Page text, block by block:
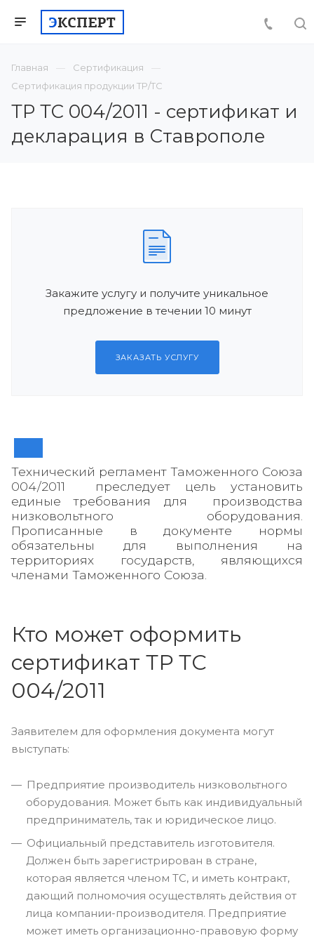
Главная
Сертификация
Сертификация продукции ТР/ТС
ТР ТС 004/2011 - сертификат и
декларация в Ставрополе
Закажите услугу и получите уникальное
предложение в течении 10 минут
ЗАКАЗАТЬ УСЛУГУ
Технический регламент Таможенного Союза
004/2011 преследует цель установить
единые требования для производства
низковольтного оборудования.
Прописанные в документе нормы
обязательны для выполнения на
территориях государств, являющихся
членами Таможенного Союза.
Кто может оформить
сертификат ТР ТС
004/2011
Заявителем для оформления документа могут
выступать:
Предприятие производитель низковольтного
оборудования. Может быть как индивидуальный
предприниматель, так и юридическое лицо.
Официальный представитель изготовителя.
Должен быть зарегистрирован в стране,
которая является членом ТС, и иметь контракт,
дающий полномочия осуществлять действия от
лица компании-производителя. Предприятие
может иметь организационно-правовую форму